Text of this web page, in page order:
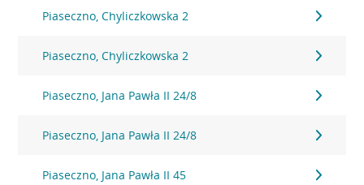
Piaseczno, Chyliczkowska 2
Piaseczno, Chyliczkowska 2
Piaseczno, Jana Pawła II 24/8
Piaseczno, Jana Pawła II 24/8
Piaseczno, Jana Pawła II 45